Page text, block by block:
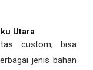
Utara
custom, bisa
jenis bahan